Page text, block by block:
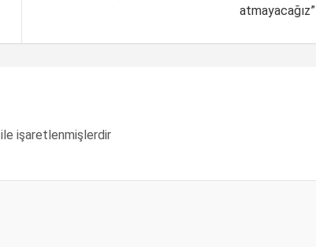
atmayacağız”
ile işaretlenmişlerdir